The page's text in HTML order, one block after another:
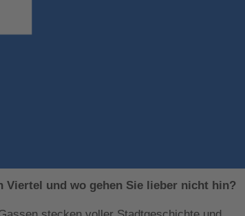
Viertel und wo gehen Sie lieber nicht hin?